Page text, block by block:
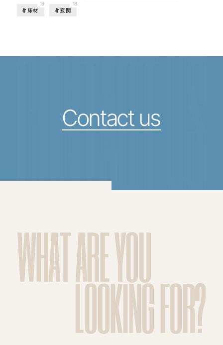
床材
19
玄関
18
CONTACT US
Contact us
WHAT ARE YOU
LOOKING FOR?